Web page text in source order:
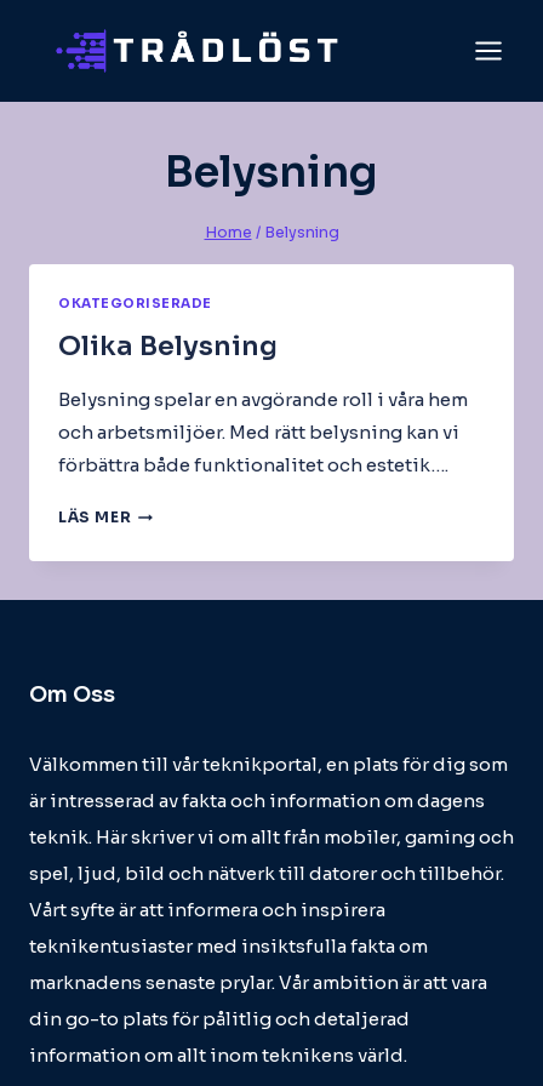
Belysning
Home / Belysning
OKATEGORISERADE
Olika Belysning
Belysning spelar en avgörande roll i våra hem
och arbetsmiljöer. Med rätt belysning kan vi
förbättra både funktionalitet och estetik….
LÄS MER OLIKA
Om Oss
Välkommen till vår teknikportal, en plats för dig som
är intresserad av fakta och information om dagens
teknik. Här skriver vi om allt från mobiler, gaming och
spel, ljud, bild och nätverk till datorer och tillbehör.
Vårt syfte är att informera och inspirera
teknikentusiaster med insiktsfulla fakta om
marknadens senaste prylar. Vår ambition är att vara
din go-to plats för pålitlig och detaljerad
information om allt inom teknikens värld.